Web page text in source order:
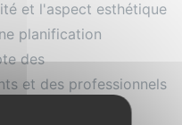
et l'aspect esthétique
planification
des
et des professionnels
optimal.